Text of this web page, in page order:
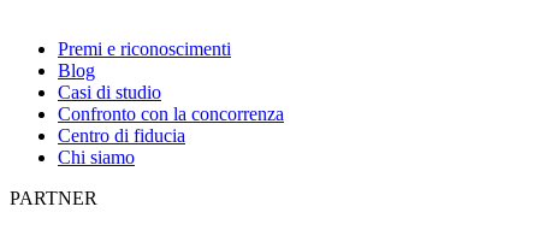
Premi e riconoscimenti
Blog
Casi di studio
Confronto con la concorrenza
Centro di fiducia
Chi siamo
PARTNER